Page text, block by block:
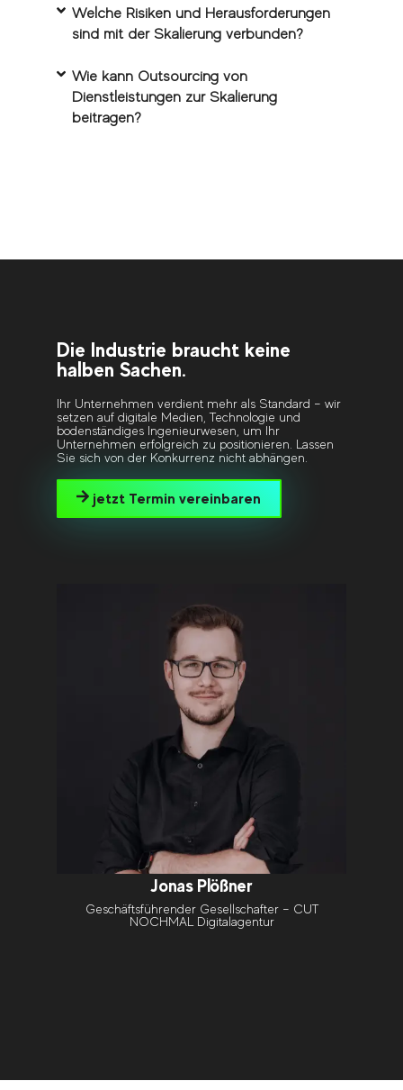
Welche Risiken und Herausforderungen
sind mit der Skalierung verbunden?
Wie kann Outsourcing von
Dienstleistungen zur Skalierung
beitragen?
Die Industrie braucht keine
halben Sachen.
Ihr Unternehmen verdient mehr als Standard – wir
setzen auf digitale Medien, Technologie und
bodenständiges Ingenieurwesen, um Ihr
Unternehmen erfolgreich zu positionieren. Lassen
Sie sich von der Konkurrenz nicht abhängen.
jetzt Termin vereinbaren
Jonas Plößner
Geschäftsführender Gesellschafter – CUT
NOCHMAL Digitalagentur